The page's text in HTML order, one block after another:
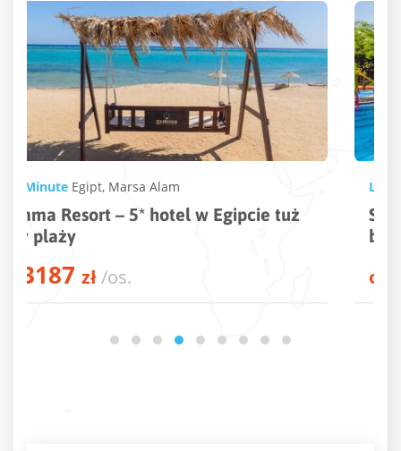
Last Minute Turcja,Evrenseki
Sultan Of Side Hotel – 5* hotel w Turcji
blisko plaży
od3202zł